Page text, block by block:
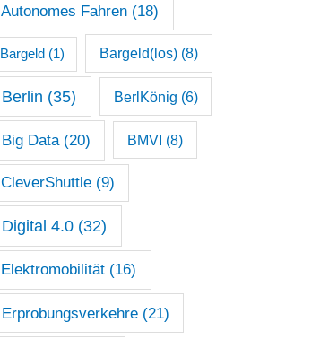
Autonomes Fahren (18)
Bargeld (1) Bargeld(los)(8)
Berlin (35) BerlKönig (6)
Big Data(20) BMVI (8)
CleverShuttle(9)
Digital 4.0(32)
Elektromobilität (16)
Erprobungsverkehre(21)